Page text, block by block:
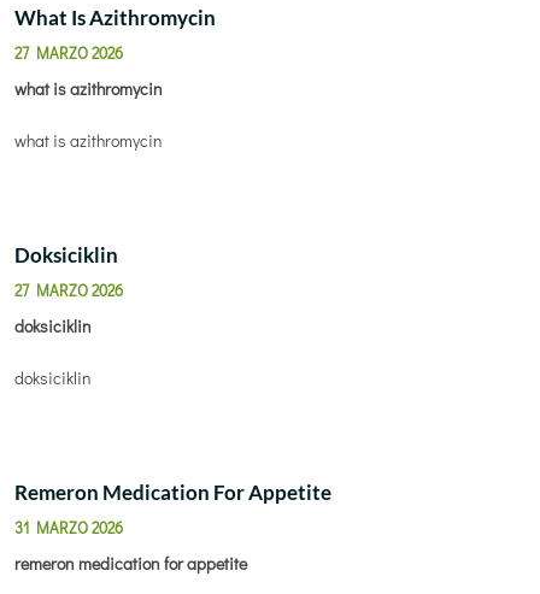
What Is Azithromycin
27 MARZO 2026
what is azithromycin
what is azithromycin
Doksiciklin
27 MARZO 2026
doksiciklin
doksiciklin
Remeron Medication For Appetite
31 MARZO 2026
remeron medication for appetite